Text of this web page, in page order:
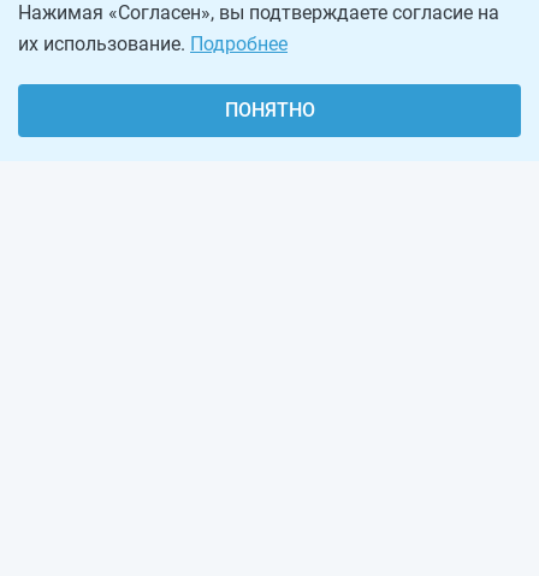
Нажимая «Согласен», вы подтверждаете согласие на
их использование. Подробнее
ПОНЯТНО